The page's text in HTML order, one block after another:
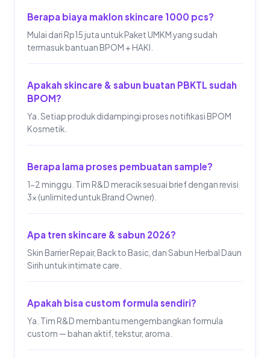
Berapa biaya maklon skincare 1000 pcs?
Mulai dari Rp15 juta untuk Paket UMKM yang sudah
termasuk bantuan BPOM + HAKI.
Apakah skincare & sabun buatan PBKTL sudah
BPOM?
Ya. Setiap produk didampingi proses notifikasi BPOM
Kosmetik.
Berapa lama proses pembuatan sample?
1-2 minggu. Tim R&D meracik sesuai brief dengan revisi
3x (unlimited untuk Brand Owner).
Apa tren skincare & sabun 2026?
Skin Barrier Repair, Back to Basic, dan Sabun Herbal Daun
Sirih untuk intimate care.
Apakah bisa custom formula sendiri?
Ya. Tim R&D membantu mengembangkan formula
custom — bahan aktif, tekstur, aroma.